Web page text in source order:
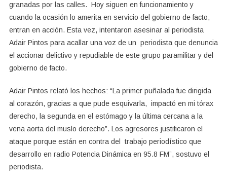
granadas por las calles. Hoy siguen en funcionamiento y
cuando la ocasión lo amerita en servicio del gobierno de facto,
entran en acción. Esta vez, intentaron asesinar al periodista
Adair Pintos para acallar una voz de un periodista que denuncia
el accionar delictivo y repudiable de este grupo paramilitar y del
gobierno de facto.
Adair Pintos relató los hechos: “La primer puñalada fue dirigida
al corazón, gracias a que pude esquivarla, impactó en mi tórax
derecho, la segunda en el estómago y la última cercana a la
vena aorta del muslo derecho”. Los agresores justificaron el
ataque porque están en contra del trabajo periodístico que
desarrollo en radio Potencia Dinámica en 95.8 FM”, sostuvo el
periodista.